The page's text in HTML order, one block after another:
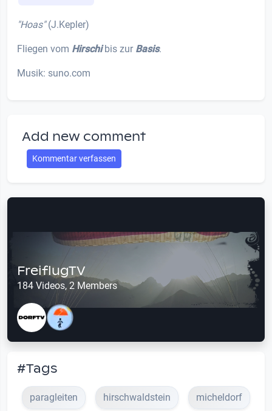
"Hoas"(J.Kepler)
Fliegen vom Hirschibis zur Basis.
Musik: suno.com
Add new comment
Kommentar verfassen
FreiflugTV
184 Videos, 2 Members
#Tags
paragleiten hirschwaldstein micheldorf